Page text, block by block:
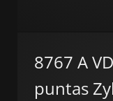
8767 A
puntas